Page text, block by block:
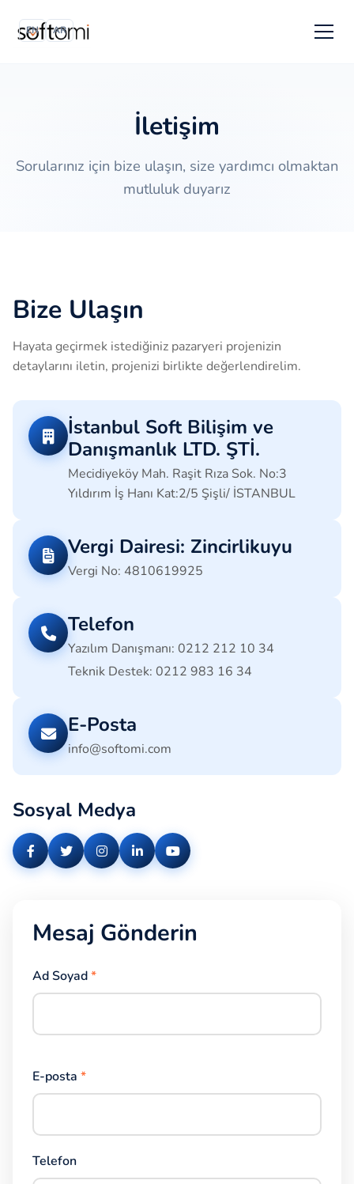
EN AR
İletişim
Sorularınız için bize ulaşın, size yardımcı olmaktan
mutluluk duyarız
Bize Ulaşın
Hayata geçirmek istediğiniz pazaryeri projenizin
detaylarını iletin, projenizi birlikte değerlendirelim.
İstanbul Soft Bilişim ve
Danışmanlık LTD. ŞTİ.
Mecidiyeköy Mah. Raşit Rıza Sok. No:3
Yıldırım İş Hanı Kat:2/5 Şişli/ İSTANBUL
Vergi Dairesi: Zincirlikuyu
Vergi No: 4810619925
Telefon
Yazılım Danışmanı: 0212 212 10 34
Teknik Destek: 0212 983 16 34
E-Posta
info@softomi.com
Sosyal Medya
Mesaj Gönderin
Ad Soyad*
E-posta *
Telefon